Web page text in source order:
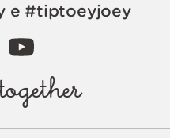
e #tiptoeyjoey